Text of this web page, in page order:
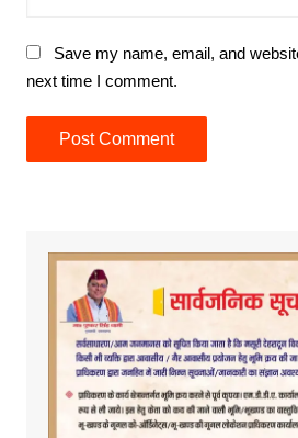
Save my name, email, and
next time I comment.